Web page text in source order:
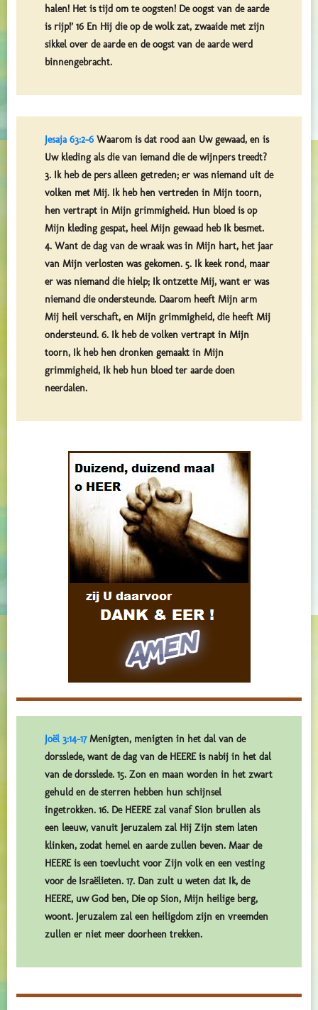
halen! Het is tijd om te oogsten! De oogst van de aarde
is rijp!’ 16 En Hij die op de wolk zat, zwaaide met zijn
sikkel over de aarde en de oogst van de aarde werd
binnengebracht.
Jesaja 63:2-6 Waarom is dat rood aan Uw gewaad, en is
Uw kleding als die van iemand die de wijnpers treedt?
3. Ik heb de pers alleen getreden; er was niemand uit de
volken met Mij. Ik heb hen vertreden in Mijn toorn,
hen vertrapt in Mijn grimmigheid. Hun bloed is op
Mijn kleding gespat, heel Mijn gewaad heb Ik besmet.
4. Want de dag van de wraak was in Mijn hart, het jaar
van Mijn verlosten was gekomen. 5. Ik keek rond, maar
er was niemand die hielp; Ik ontzette Mij, want er was
niemand die ondersteunde. Daarom heeft Mijn arm
Mij heil verschaft, en Mijn grimmigheid, die heeft Mij
ondersteund. 6. Ik heb de volken vertrapt in Mijn
toorn, Ik heb hen dronken gemaakt in Mijn
grimmigheid, Ik heb hun bloed ter aarde doen
neerdalen.
Joël 3:14-17Menigten, menigten in het dal van de
dorsslede, want de dag van de HEERE is nabij in het dal
van de dorsslede. 15. Zon en maan worden in het zwart
gehuld en de sterren hebben hun schijnsel
ingetrokken. 16. De HEERE zal vanaf Sion brullen als
een leeuw, vanuit Jeruzalem zal Hij Zijn stem laten
klinken, zodat hemel en aarde zullen beven. Maar de
HEERE is een toevlucht voor Zijn volk en een vesting
voor de Israëlieten. 17. Dan zult u weten dat Ik, de
HEERE, uw God ben, Die op Sion, Mijn heilige berg,
woont. Jeruzalem zal een heiligdom zijn en vreemden
zullen er niet meer doorheen trekken.